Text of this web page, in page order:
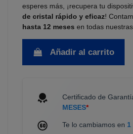
esperes más, ¡recupera tu
de cristal rápido y eficaz!
hasta 12 meses en todas
Añadir al carrito
Certificado de
MESES*
Te lo cambiamos en 1